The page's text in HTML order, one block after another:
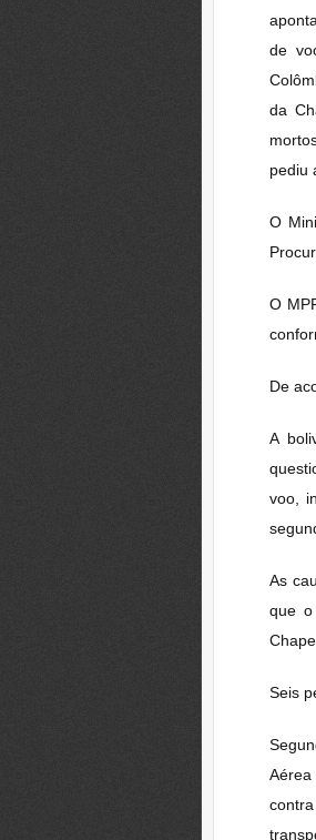
de
da
pediu
O
O
De
A
voo,
As
que o
Seis
Aérea